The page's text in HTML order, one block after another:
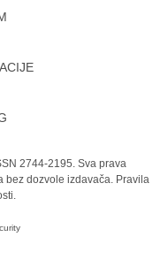
2744-2195. Sva prava
bez dozvole izdavača. Pravila